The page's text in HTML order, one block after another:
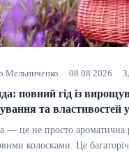
Мельниченко 08.08.2026
повний гід із
та властивостей
— це не просто ароматична
колосками. Це